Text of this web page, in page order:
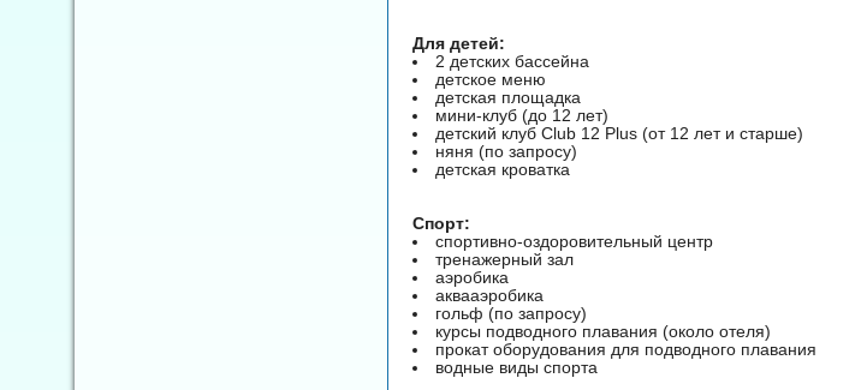
Для детей:
2 детских бассейна
детское меню
детская площадка
мини-клуб (до 12 лет)
детский клуб Club 12 Plus (от 12 лет и старше)
няня (по запросу)
детская кроватка
Спорт:
спортивно-оздоровительный центр
тренажерный зал
аэробика
аквааэробика
гольф (по запросу)
курсы подводного плавания (около отеля)
прокат оборудования для подводного плавания
водные виды спорта